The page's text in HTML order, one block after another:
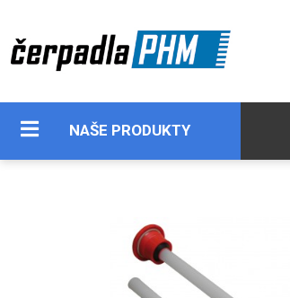
NAŠE PRODUKTY